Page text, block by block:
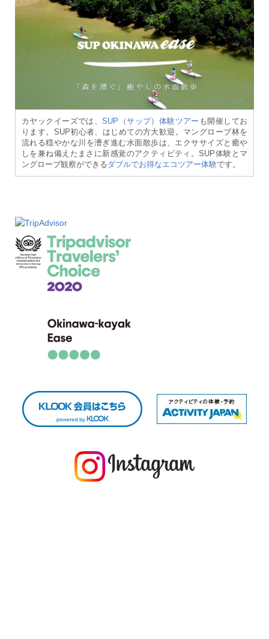
カヤックイーズでは、SUP（サップ）体験ツアー も開催してお
ります。SUP初心者、はじめての方大歓迎。マングローブ林を
流れる穏やかな川を漕ぎ進む水面散歩は、エクササイズと癒や
しを兼ね備えたまさに新感覚のアクティビティ。SUP体験とマ
ングローブ観察ができるダブルでお得なエコツアー体験です。